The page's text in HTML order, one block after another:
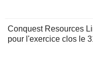
Conquest Resources
pour l'exercice clos le